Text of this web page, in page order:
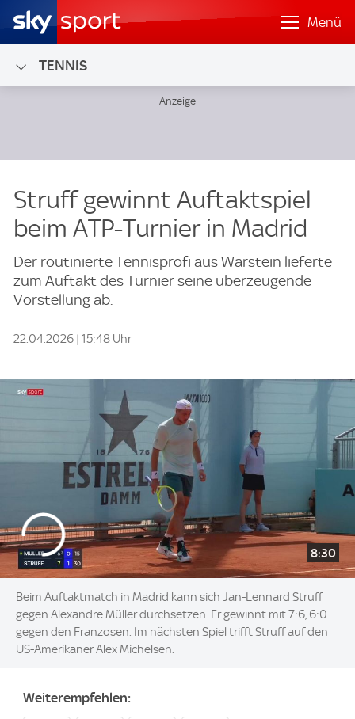
Menü
TENNIS
Struff gewinnt Auftaktspiel
beim ATP-Turnier in Madrid
Der routinierte Tennisprofi aus Warstein lieferte
zum Auftakt des Turnier seine überzeugende
Vorstellung ab.
22.04.2026 | 15:48 Uhr
8:30
Beim Auftaktmatch in Madrid kann sich Jan-Lennard Struff
gegen Alexandre Müller durchsetzen. Er gewinnt mit 7:6, 6:0
gegen den Franzosen. Im nächsten Spiel trifft Struff auf den
US-Amerikaner Alex Michelsen.
Weiterempfehlen: